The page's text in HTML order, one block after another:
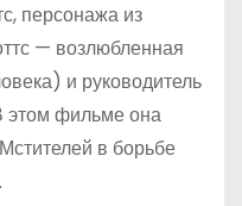
персонажа из
— возлюбленная
и руководитель
фильме она
в борьбе